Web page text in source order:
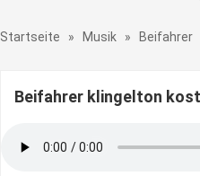
Startseite » Musik » Beifahrer
Beifahrer klingelton